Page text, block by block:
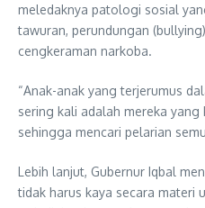
meledaknya patologi sosial
tawuran, perundungan
cengkeraman narkoba.
“Anak-anak yang terjerumus
sering kali adalah mereka yang
sehingga mencari pelarian
Lebih lanjut, Gubernur Iqbal
tidak harus kaya secara materi